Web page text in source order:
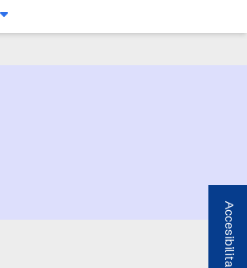
Accesibilitate